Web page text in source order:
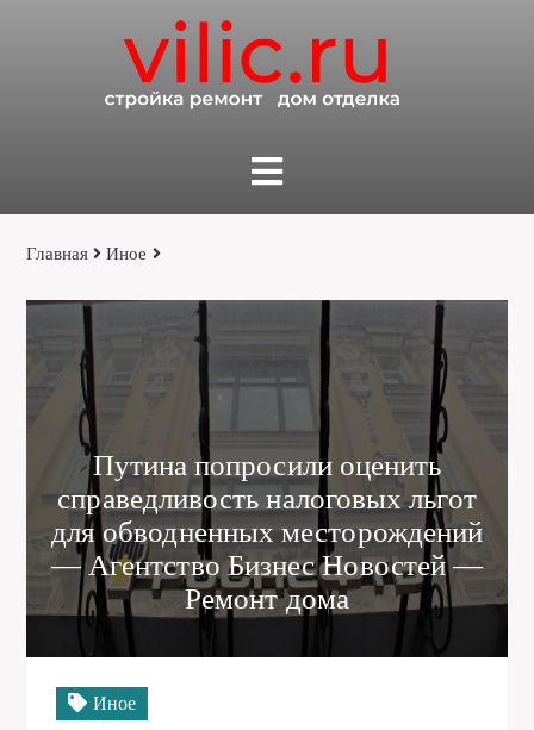
Главная Иное
Путина попросили оценить
справедливость налоговых льгот
для обводненных месторождений
— Агентство Бизнес Новостей —
Ремонт дома
Иное